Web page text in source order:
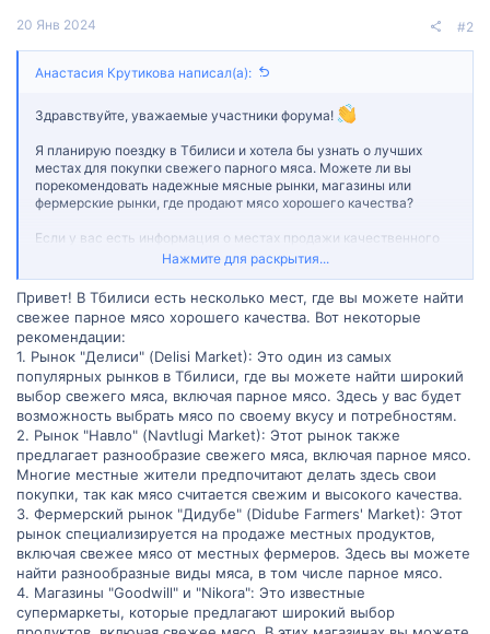
20 Янв 2024 #2
Анастасия Крутикова написал(а):
Здравствуйте, уважаемые участники форума!
Я планирую поездку в Тбилиси и хотела бы узнать о лучших
местах для покупки свежего парного мяса. Можете ли вы
порекомендовать надежные мясные рынки, магазины или
фермерские рынки, где продают мясо хорошего качества?
Если у вас есть информация о местах продажи качественного
парного мяса в Тбилиси или опыт покупки такого мяса, я была
бы очень признательна за вашу помощь. Ваши советы и
рекомендации могут быть полезными не только для меня, но и
для других участников форума, планирующих посещение
Тбилиси.
Большое спасибо заранее за любую информацию и советы!
Нажмите для раскрытия...
Привет! В Тбилиси есть несколько мест, где вы можете найти
свежее парное мясо хорошего качества. Вот некоторые
рекомендации:
1. Рынок "Делиси" (Delisi Market): Это один из самых
популярных рынков в Тбилиси, где вы можете найти широкий
выбор свежего мяса, включая парное мясо. Здесь у вас будет
возможность выбрать мясо по своему вкусу и потребностям.
2. Рынок "Навло" (Navtlugi Market): Этот рынок также
предлагает разнообразие свежего мяса, включая парное мясо.
Многие местные жители предпочитают делать здесь свои
покупки, так как мясо считается свежим и высокого качества.
3. Фермерский рынок "Дидубе" (Didube Farmers' Market): Этот
рынок специализируется на продаже местных продуктов,
включая свежее мясо от местных фермеров. Здесь вы можете
найти разнообразные виды мяса, в том числе парное мясо.
4. Магазины "Goodwill" и "Nikora": Это известные
супермаркеты, которые предлагают широкий выбор